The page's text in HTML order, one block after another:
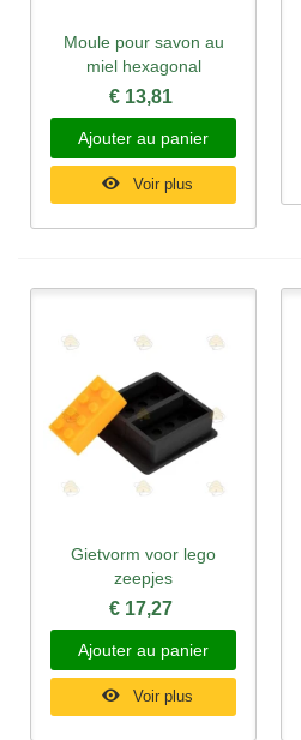
Moule pour savon au
miel hexagonal
€ 13,81
Ajouter au panier
Voir plus
Gietvorm voor lego
zeepjes
€ 17,27
Ajouter au panier
Voir plus